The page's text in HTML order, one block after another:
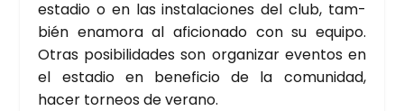
esta­dio o en las ins­ta­la­cio­nes del club, tam­
bién ena­mo­ra al afi­cio­na­do con su equi­po.
Otras posi­bi­li­da­des son orga­ni­zar even­tos en
el esta­dio en bene­fi­cio de la comu­ni­dad,
hacer tor­neos de verano.